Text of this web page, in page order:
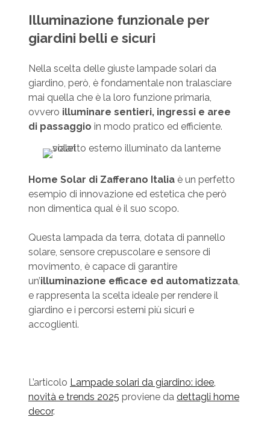
Illuminazione funzionale per
giardini belli e sicuri
Nella scelta delle giuste lampade solari da
giardino, però, è fondamentale non tralasciare
mai quella che è la loro funzione primaria,
ovvero illuminare sentieri, ingressi e aree
di passaggio in modo pratico ed efficiente.
Home Solar di Zafferano Italiaè un perfetto
esempio di innovazione ed estetica che però
non dimentica qual è il suo scopo.
Questa lampada da terra, dotata di pannello
solare, sensore crepuscolare e sensore di
movimento, è capace di garantire
un’illuminazione efficace ed automatizzata,
e rappresenta la scelta ideale per rendere il
giardino e i percorsi esterni più sicuri e
accoglienti.
L’articolo Lampade solari da giardino: idee,
novità e trends 2025 proviene da dettagli home
decor.